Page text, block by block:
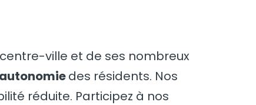
ville et de ses nombreux
des résidents. Nos
réduite. Participez à nos